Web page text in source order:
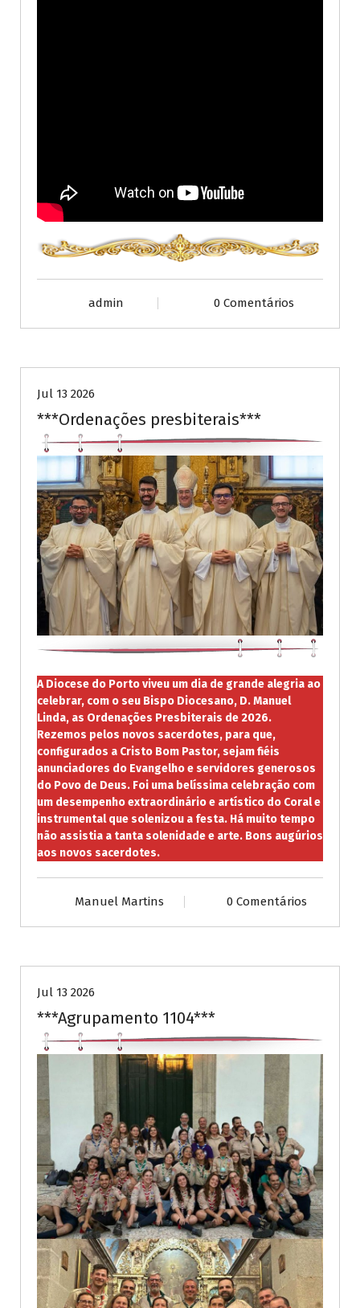
admin 0 Comentários
Jul 13 2026
***Ordenações presbiterais***
A Diocese do Porto viveu um dia de grande alegria ao
celebrar, com o seu Bispo Diocesano, D. Manuel
Linda, as Ordenações Presbiterais de 2026.
Rezemos pelos novos sacerdotes, para que,
configurados a Cristo Bom Pastor, sejam fiéis
anunciadores do Evangelho e servidores generosos
do Povo de Deus. Foi uma belíssima celebração com
um desempenho extraordinário e artístico do Coral e
instrumental que solenizou a festa. Há muito tempo
não assistia a tanta solenidade e arte. Bons augúrios
aos novos sacerdotes.
Manuel Martins 0 Comentários
Jul 13 2026
***Agrupamento 1104***